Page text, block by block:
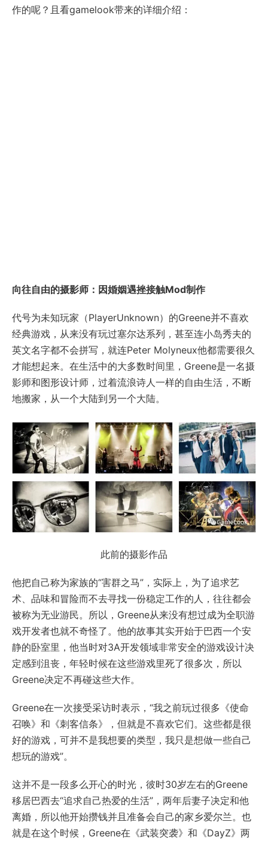
作的呢？且看gamelook带来的详细介绍：
向往自由的摄影师：因婚姻遇挫接触Mod制作
代号为未知玩家（PlayerUnknown）的Greene并不喜欢
经典游戏，从来没有玩过塞尔达系列，甚至连小岛秀夫的
英文名字都不会拼写，就连Peter Molyneux他都需要很久
才能想起来。在生活中的大多数时间里，Greene是一名摄
影师和图形设计师，过着流浪诗人一样的自由生活，不断
地搬家，从一个大陆到另一个大陆。
此前的摄影作品
他把自己称为家族的“害群之马”，实际上，为了追求艺
术、品味和冒险而不去寻找一份稳定工作的人，往往都会
被称为无业游民。所以，Greene从来没有想过成为全职游
戏开发者也就不奇怪了。他的故事其实开始于巴西一个安
静的卧室里，他当时对3A开发领域非常安全的游戏设计决
定感到沮丧，年轻时候在这些游戏里死了很多次，所以
Greene决定不再碰这些大作。
Greene在一次接受采访时表示，“我之前玩过很多《使命
召唤》和《刺客信条》，但就是不喜欢它们。这些都是很
好的游戏，可并不是我想要的类型，我只是想做一些自己
想玩的游戏”。
这并不是一段多么开心的时光，彼时30岁左右的Greene
移居巴西去“追求自己热爱的生活”，两年后妻子决定和他
离婚，所以他开始攒钱并且准备会自己的家乡爱尔兰。也
就是在这个时候，Greene在《武装突袭》和《DayZ》两